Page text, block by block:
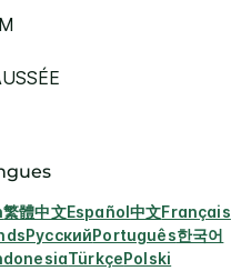
繁體中文Español中文Français
РусскийPortuguês한국어
TürkçePolski